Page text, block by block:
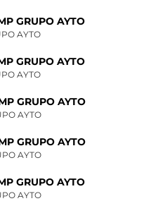
GRUPO AYTO
AYTO
GRUPO AYTO
AYTO
GRUPO AYTO
AYTO
GRUPO AYTO
AYTO
GRUPO AYTO
AYTO